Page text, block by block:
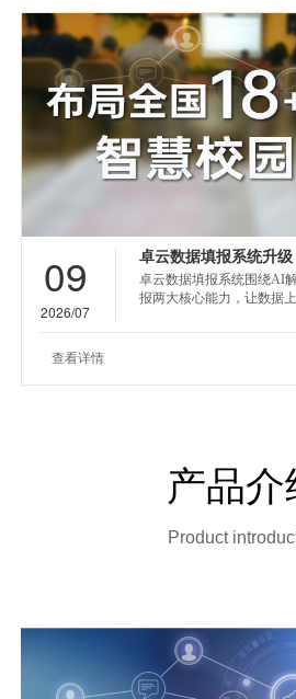
09
2026/07
卓云数据填报系统围绕AI
报两大核心能力，让数据
查看详情
产品介
Product